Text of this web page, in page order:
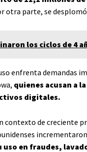
otra parte, se
los ciclos de 4
enfrenta demandas
quienes acusan a
digitales.
contexto de creciente
uso en fraudes,